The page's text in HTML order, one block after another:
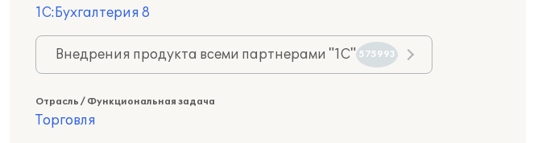
1С:Бухгалтерия 8
Внедрения продукта всеми партнерами "1С" 575993
Отрасль / Функциональная задача
Торговля